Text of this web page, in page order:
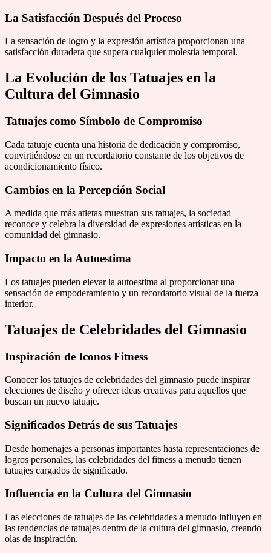
La Satisfacción Después del Proceso
La sensación de logro y la expresión artística proporcionan una
satisfacción duradera que supera cualquier molestia temporal.
La Evolución de los Tatuajes en la
Cultura del Gimnasio
Tatuajes como Símbolo de Compromiso
Cada tatuaje cuenta una historia de dedicación y compromiso,
convirtiéndose en un recordatorio constante de los objetivos de
acondicionamiento físico.
Cambios en la Percepción Social
A medida que más atletas muestran sus tatuajes, la sociedad
reconoce y celebra la diversidad de expresiones artísticas en la
comunidad del gimnasio.
Impacto en la Autoestima
Los tatuajes pueden elevar la autoestima al proporcionar una
sensación de empoderamiento y un recordatorio visual de la fuerza
interior.
Tatuajes de Celebridades del Gimnasio
Inspiración de Iconos Fitness
Conocer los tatuajes de celebridades del gimnasio puede inspirar
elecciones de diseño y ofrecer ideas creativas para aquellos que
buscan un nuevo tatuaje.
Significados Detrás de sus Tatuajes
Desde homenajes a personas importantes hasta representaciones de
logros personales, las celebridades del fitness a menudo tienen
tatuajes cargados de significado.
Influencia en la Cultura del Gimnasio
Las elecciones de tatuajes de las celebridades a menudo influyen en
las tendencias de tatuajes dentro de la cultura del gimnasio, creando
olas de inspiración.